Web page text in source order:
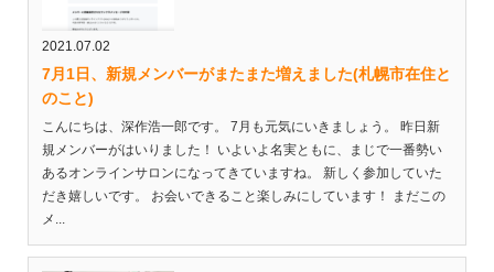
2021.07.02
7月1日、新規メンバーがまたまた増えました(札幌市在住と
のこと)
こんにちは、深作浩一郎です。 7月も元気にいきましょう。 昨日新
規メンバーがはいりました！ いよいよ名実ともに、まじで一番勢い
あるオンラインサロンになってきていますね。 新しく参加していた
だき嬉しいです。 お会いできること楽しみにしています！ まだこの
メ...